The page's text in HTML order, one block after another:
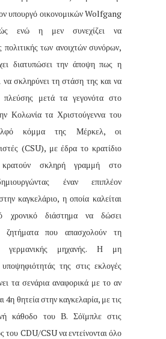
υπουργό οικονομικών Wolfgang
ενώ η μεν συνεχίζει να
πολιτικής των ανοιχτών συνόρων,
διατυπώσει την άποψη πως η
να σκληρύνει τη στάση της και να
πλεύσης μετά τα γεγονότα στο
Κολωνία τα Χριστούγεννα του
κόμμα της Μέρκελ, οι
(CSU), με έδρα το κρατίδιο
σκληρή γραμμή στο
έναν επιπλέον
καγκελάριο, η οποία καλείται
χρονικό διάστημα να δώσει
ζητήματα που απασχολούν τη
γερμανικής μηχανής. Η μη
της στις εκλογές
τα σενάρια αναφορικά με το αν
4η θητεία στην καγκελαρία, με τις
κάθοδο του Β. Σόϊμπλε στις
του CDU/CSU να εντείνονται όλο